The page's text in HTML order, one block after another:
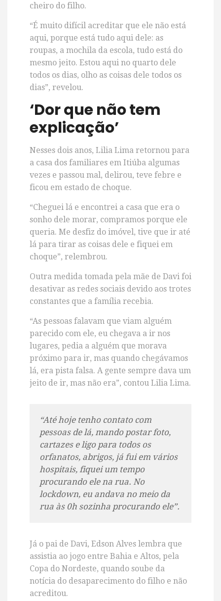
cheiro do filho.
“É muito difícil acreditar que ele não está
aqui, porque está tudo aqui dele: as
roupas, a mochila da escola, tudo está do
mesmo jeito. Estou aqui no quarto dele
todos os dias, olho as coisas dele todos os
dias”, revelou.
‘Dor que não tem
explicação’
Nesses dois anos, Lilia Lima retornou para
a casa dos familiares em Itiúba algumas
vezes e passou mal, delirou, teve febre e
ficou em estado de choque.
“Cheguei lá e encontrei a casa que era o
sonho dele morar, compramos porque ele
queria. Me desfiz do imóvel, tive que ir até
lá para tirar as coisas dele e fiquei em
choque”, relembrou.
Outra medida tomada pela mãe de Davi foi
desativar as redes sociais devido aos trotes
constantes que a família recebia.
“As pessoas falavam que viam alguém
parecido com ele, eu chegava a ir nos
lugares, pedia a alguém que morava
próximo para ir, mas quando chegávamos
lá, era pista falsa. A gente sempre dava um
jeito de ir, mas não era”, contou Lilia Lima.
“Até hoje tenho contato com
pessoas de lá, mando postar foto,
cartazes e ligo para todos os
orfanatos, abrigos, já fui em vários
hospitais, fiquei um tempo
procurando ele na rua. No
lockdown, eu andava no meio da
rua às 0h sozinha procurando ele”.
Já o pai de Davi, Edson Alves lembra que
assistia ao jogo entre Bahia e Altos, pela
Copa do Nordeste, quando soube da
notícia do desaparecimento do filho e não
acreditou.